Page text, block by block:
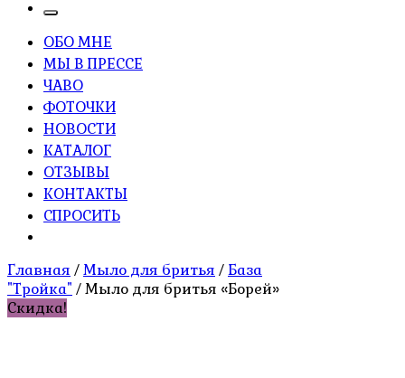
ОБО МНЕ
МЫ В ПРЕССЕ
ЧАВО
ФОТОЧКИ
НОВОСТИ
КАТАЛОГ
ОТЗЫВЫ
КОНТАКТЫ
СПРОСИТЬ
Главная /Мыло для бритья /База
"Тройка" / Мыло для бритья «Борей»
Скидка!